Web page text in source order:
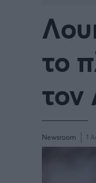
FA CUP
COPA
το
Newsroom 1